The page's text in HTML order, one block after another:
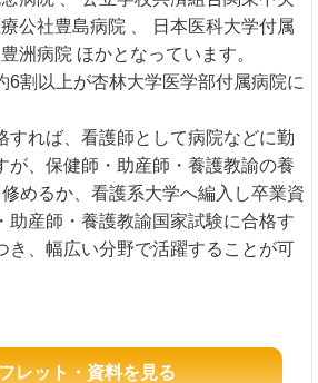
公社豊島病院 、 日本医科大学付属
洲病院 ほかとなっています。
6割以上が杏林大学医学部付属病院に
すれば、看護師として病院などに勤
が、保健師・助産師・養護教諭の養
めるか、看護系大学へ編入し卒業資
助産師・養護教諭国家試験に合格す
き、幅広い分野で活躍することが可
レット・資料を見る